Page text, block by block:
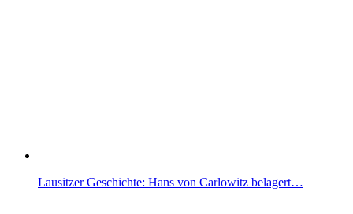
Lausitzer Geschichte: Hans von Carlowitz belagert…